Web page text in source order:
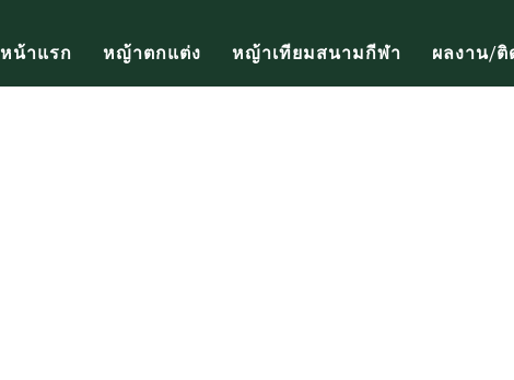
หน้าแรก หญ้าตกแต่ง หญ้าเทียมสนามกีฬา ผลงาน/ติ